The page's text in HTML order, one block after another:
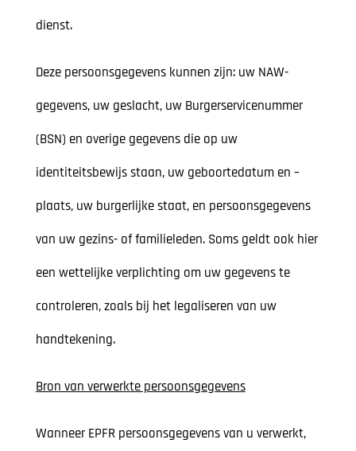
dienst.
Deze persoonsgegevens kunnen zijn: uw NAW-
gegevens, uw geslacht, uw Burgerservicenummer
(BSN) en overige gegevens die op uw
identiteitsbewijs staan, uw geboortedatum en –
plaats, uw burgerlijke staat, en persoonsgegevens
van uw gezins- of familieleden. Soms geldt ook hier
een wettelijke verplichting om uw gegevens te
controleren, zoals bij het legaliseren van uw
handtekening.
Bron van verwerkte persoonsgegevens
Wanneer EPFR persoonsgegevens van u verwerkt,